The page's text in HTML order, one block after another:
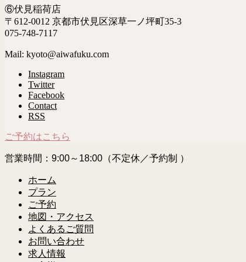
⑥伏見稲荷店
〒612-0012 京都市伏見区深草一ノ坪町35-3
075-748-7117
Mail: kyoto@aiwafuku.com
Instagram
Twitter
Facebook
Contact
RSS
ご予約はこちら
営業時間：9:00～18:00（不定休／予約制 ）
ホーム
プラン
ご予約
地図・アクセス
よくあるご質問
お問い合わせ
求人情報